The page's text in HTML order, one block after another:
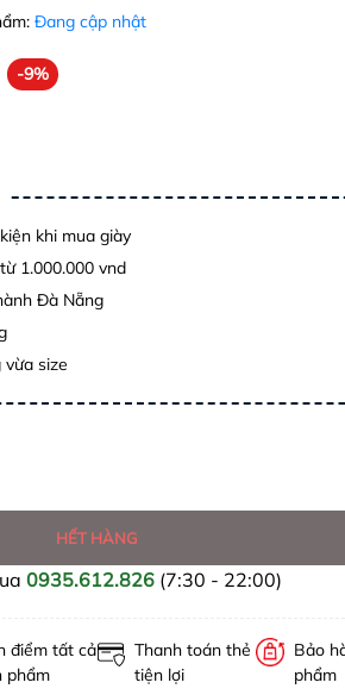
Đang cập nhật
-9%
khi mua giày
1.000.000 vnd
Đà Nẵng
size
HẾT HÀNG
0935.612.826(7:30 - 22:00)
điểm tất cả
phẩm
Thanh toán thẻ
tiện lợi
Bảo
phẩm